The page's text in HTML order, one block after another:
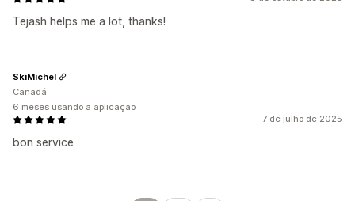
Tejash helps me a lot, thanks!
7 de julho de 2025
bon service
SkiMichel
Canadá
6 meses usando a aplicação